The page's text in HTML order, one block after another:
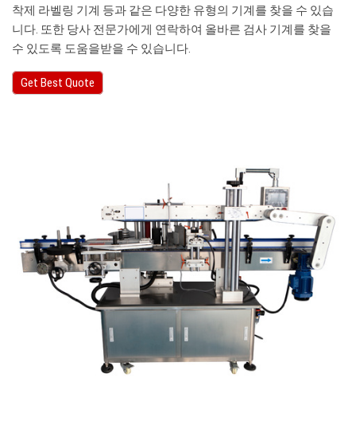
착제 라벨링 기계 등과 같은 다양한 유형의 기계를 찾을 수 있습
니다. 또한 당사 전문가에게 연락하여 올바른 검사 기계를 찾을
수 있도록 도움을받을 수 있습니다.
Get Best Quote